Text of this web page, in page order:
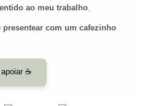
ao meu trabalho
presentear com um cafezinho
☕